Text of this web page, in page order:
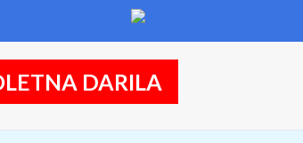
DARILA